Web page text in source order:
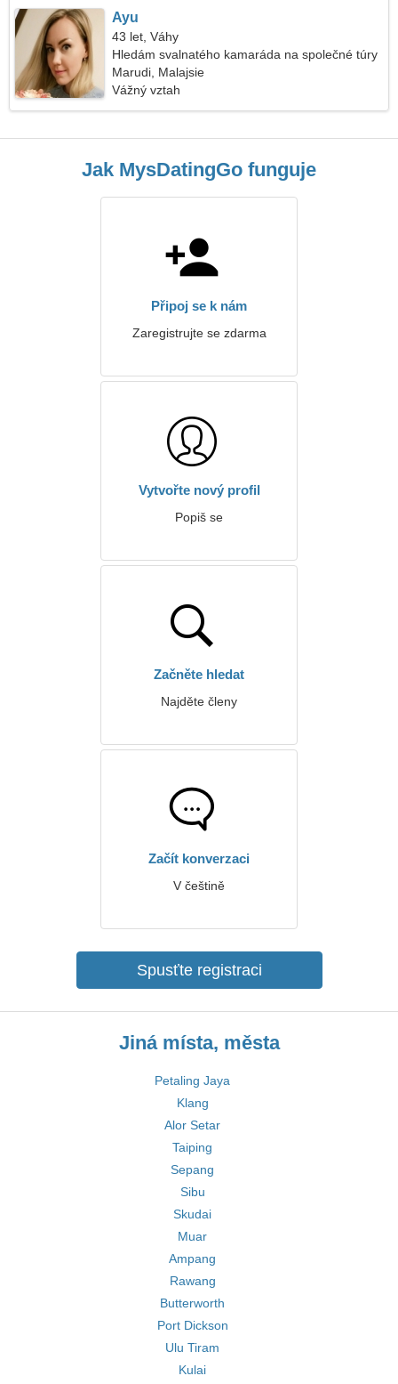
Ayu
43 let, Váhy
Hledám svalnatého kamaráda na společné túry
Marudi, Malajsie
Vážný vztah
Jak MysDatingGo funguje
Připoj se k nám
Zaregistrujte se zdarma
Vytvořte nový profil
Popiš se
Začněte hledat
Najděte členy
Začít konverzaci
V češtině
Spusťte registraci
Jiná místa, města
Petaling Jaya
Klang
Alor Setar
Taiping
Sepang
Sibu
Skudai
Muar
Ampang
Rawang
Butterworth
Port Dickson
Ulu Tiram
Kulai